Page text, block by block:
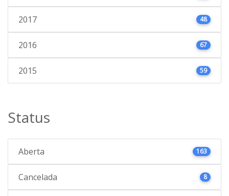
2017 48
2016 67
2015 59
Status
Aberta 163
Cancelada 8